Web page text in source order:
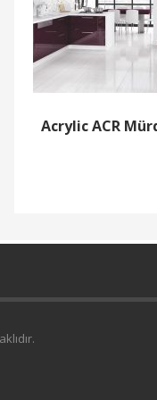
Acrylic ACR